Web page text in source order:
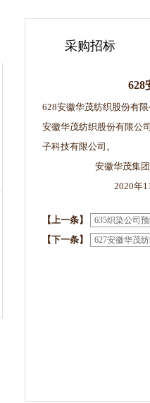
采购招标
628
628安徽华茂纺织股份有
安徽华茂纺织股份有限公
子科技有限公司。
安徽华茂集团有
2020年11月
【上一条】 635织染公司
【下一条】 627安徽华茂